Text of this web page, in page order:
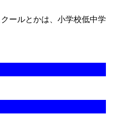
ールとかは、小学校低中学